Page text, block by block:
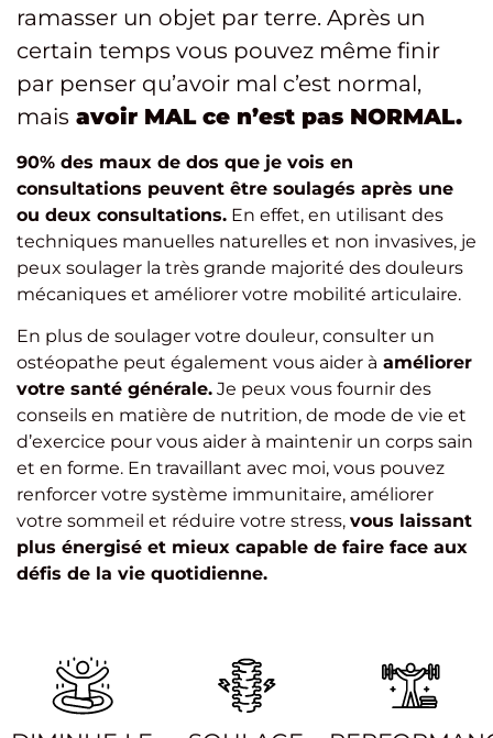
ramasser un objet par terre. Après un
certain temps vous pouvez même finir
par penser qu’avoir mal c’est normal,
mais avoir MAL ce n’est pas NORMAL.
90% des maux de dos que je vois en
consultations peuvent être soulagés après une
ou deux consultations. En effet, en utilisant des
techniques manuelles naturelles et non invasives, je
peux soulager la très grande majorité des douleurs
mécaniques et améliorer votre mobilité articulaire.
En plus de soulager votre douleur, consulter un
ostéopathe peut également vous aider à améliorer
votre santé générale. Je peux vous fournir des
conseils en matière de nutrition, de mode de vie et
d’exercice pour vous aider à maintenir un corps sain
et en forme. En travaillant avec moi, vous pouvez
renforcer votre système immunitaire, améliorer
votre sommeil et réduire votre stress, vous laissant
plus énergisé et mieux capable de faire face aux
défis de la vie quotidienne.